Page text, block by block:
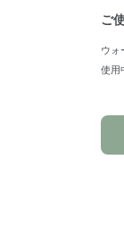
ご
ウォ
使用